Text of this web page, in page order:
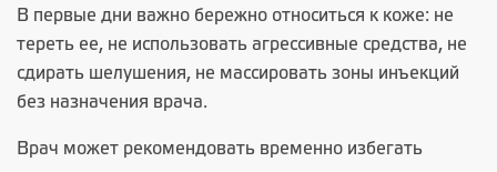
В первые дни важно бережно относиться к коже: не
тереть ее, не использовать агрессивные средства, не
сдирать шелушения, не массировать зоны инъекций
без назначения врача.
Врач может рекомендовать временно избегать